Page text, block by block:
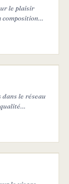
le plaisir
dans le réseau
de